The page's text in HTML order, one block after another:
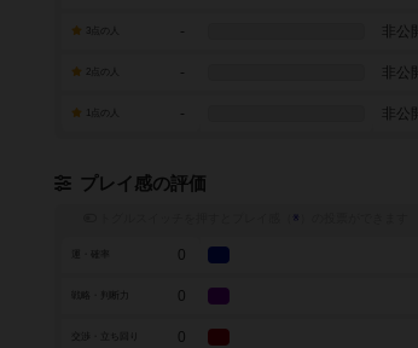
- 非公開
- 非公開
- 非公開
プレイ感の評価
※
0
戦略・判断力 0
0